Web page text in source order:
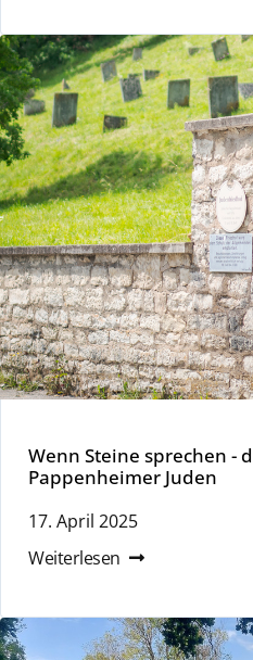
Wenn Steine sprechen -
Pappenheimer Juden
17. April 2025
Weiterlesen